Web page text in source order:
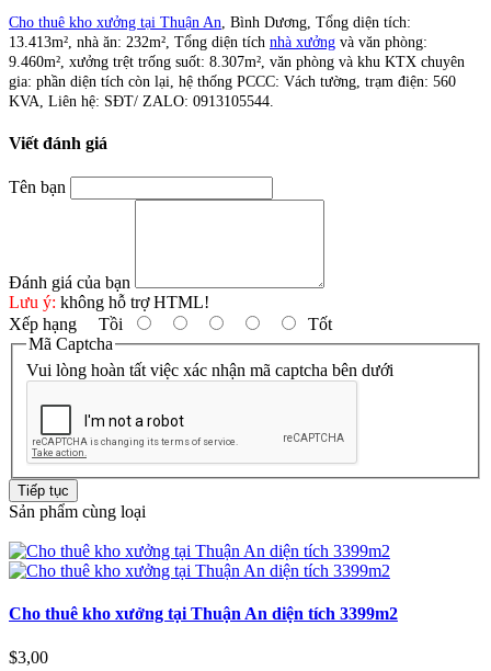
Cho thuê kho xưởng tại Thuận An , Bình Dương, Tổng diện tích:
13.413m², nhà ăn: 232m², Tổng diện tích nhà xưởng và văn phòng:
9.460m², xưởng trệt trống suốt: 8.307m², văn phòng và khu KTX chuyên
gia: phần diện tích còn lại, hệ thống PCCC: Vách tường, trạm điện: 560
KVA, Liên hệ: SĐT/ ZALO: 0913105544.
Viết đánh giá
Tên bạn
Đánh giá của bạn
Lưu ý: không hỗ trợ HTML!
Xếp hạng Tồi
Tốt
Mã Captcha
Vui lòng hoàn tất việc xác nhận mã captcha bên dưới
Tiếp tục
Sản phẩm cùng loại
Cho thuê kho xưởng tại Thuận An diện tích 3399m2
$3,00